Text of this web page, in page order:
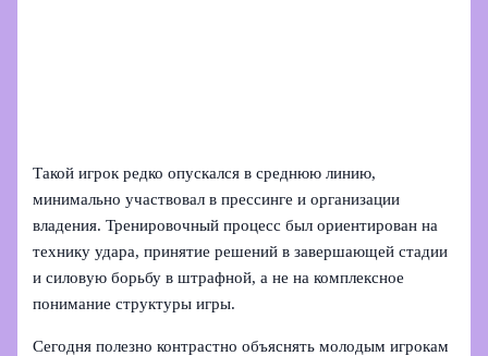
Такой игрок редко опускался в среднюю линию,
минимально участвовал в прессинге и организации
владения. Тренировочный процесс был ориентирован на
технику удара, принятие решений в завершающей стадии
и силовую борьбу в штрафной, а не на комплексное
понимание структуры игры.
Сегодня полезно контрастно объяснять молодым игрокам